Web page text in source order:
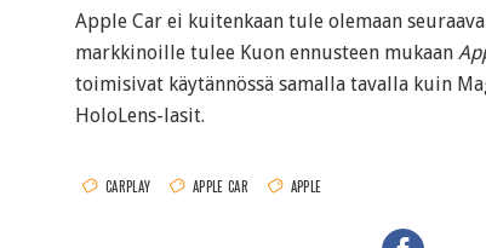
Apple Car ei kuitenkaan tule olemaan
markkinoille tulee Kuon ennusteen mukaan
toimisivat käytännössä samalla tavalla kuin
HoloLens-lasit.
CARPLAY APPLE CAR APPLE